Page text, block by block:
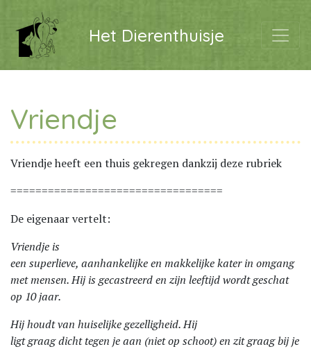
Het Dierenthuisje
Vriendje
Vriendje heeft een thuis gekregen dankzij deze rubriek
==================================
De eigenaar vertelt:
Vriendje is
een superlieve, aanhankelijke en makkelijke kater in omgang
met mensen. Hij is gecastreerd en zijn leeftijd wordt geschat
op 10 jaar.
Hij houdt van huiselijke gezelligheid. Hij
ligt graag dicht tegen je aan (niet op schoot) en zit graag bij je